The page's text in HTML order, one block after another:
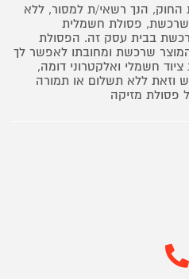
החוק, הנך רשאי/ת למסור, ללא
פסולת חשמלית
רכשת בבית עסק זה. הפסולת
שרכשת ומחובתו לאפשר לך
חשמלי ואלקטרוני דומה,
וזאת ללא תשלום או תמורה
מזיקה